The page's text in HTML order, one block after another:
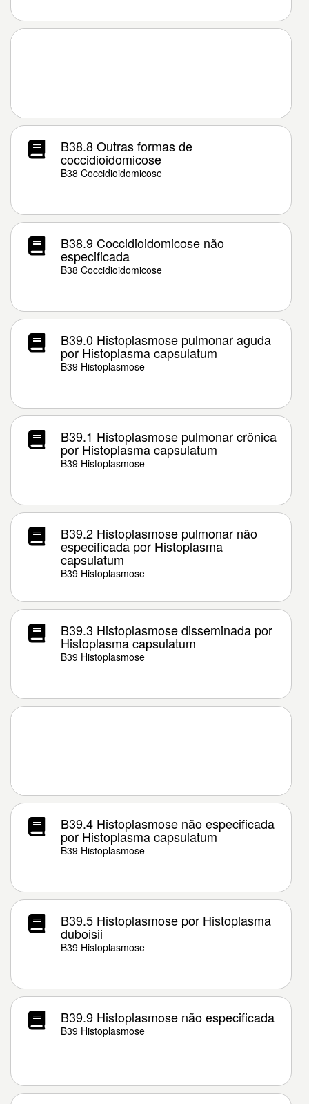
B38.8 Outras formas de
coccidioidomicose
B38 Coccidioidomicose
B38.9 Coccidioidomicose não
especificada
B38 Coccidioidomicose
B39.0 Histoplasmose pulmonar aguda
por Histoplasma capsulatum
B39 Histoplasmose
B39.1 Histoplasmose pulmonar crônica
por Histoplasma capsulatum
B39 Histoplasmose
B39.2 Histoplasmose pulmonar não
especificada por Histoplasma
capsulatum
B39 Histoplasmose
B39.3 Histoplasmose disseminada por
Histoplasma capsulatum
B39 Histoplasmose
B39.4 Histoplasmose não especificada
por Histoplasma capsulatum
B39 Histoplasmose
B39.5 Histoplasmose por Histoplasma
duboisii
B39 Histoplasmose
B39.9 Histoplasmose não especificada
B39 Histoplasmose